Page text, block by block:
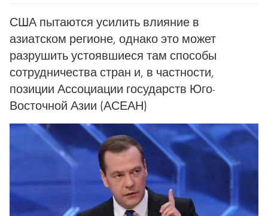
США пытаются усилить влияние в
азиатском регионе, однако это может
разрушить устоявшиеся там способы
сотрудничества стран и, в частности,
позиции Ассоциации государств Юго-
Восточной Азии (АСЕАН)